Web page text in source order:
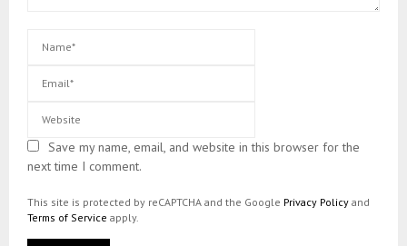
Save my name, email, and website in this browser for the
next time I comment.
This site is protected by reCAPTCHA and the Google Privacy Policy and
Terms of Service apply.